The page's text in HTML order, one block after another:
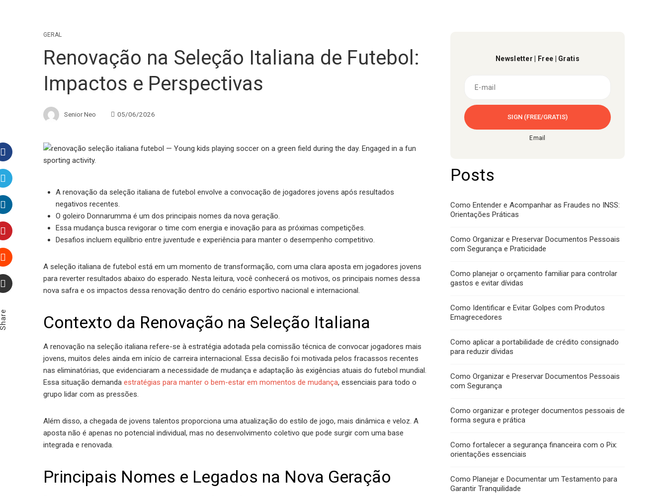
GERAL
Renovação na Seleção Italiana de Futebol:
Impactos e Perspectivas
Senior Neo 05/06/2026
Facebook
Twitter
LinkedIn
Pinterest
Stumbleupon
A renovação da seleção italiana de futebol envolve a convocação de jogadores jovens após resultados
negativos recentes.
O goleiro Donnarumma é um dos principais nomes da nova geração.
Essa mudança busca revigorar o time com energia e inovação para as próximas competições.
Desafios incluem equilíbrio entre juventude e experiência para manter o desempenho competitivo.
A seleção italiana de futebol está em um momento de transformação, com uma clara aposta em jogadores jovens
para reverter resultados abaixo do esperado. Nesta leitura, você conhecerá os motivos, os principais nomes dessa
nova safra e os impactos dessa renovação dentro do cenário esportivo nacional e internacional.
Contexto da Renovação na Seleção Italiana
A renovação na seleção italiana refere-se à estratégia adotada pela comissão técnica de convocar jogadores mais
jovens, muitos deles ainda em início de carreira internacional. Essa decisão foi motivada pelos fracassos recentes
nas eliminatórias, que evidenciaram a necessidade de mudança e adaptação às exigências atuais do futebol mundial.
Essa situação demanda estratégias para manter o bem-estar em momentos de mudança, essenciais para todo o
grupo lidar com as pressões.
Além disso, a chegada de jovens talentos proporciona uma atualização do estilo de jogo, mais dinâmica e veloz. A
aposta não é apenas no potencial individual, mas no desenvolvimento coletivo que pode surgir com uma base
integrada e renovada.
Principais Nomes e Legados na Nova Geração
Newsletter | Free | Gratis
Email
Posts
Como Entender e Acompanhar as Fraudes no INSS:
Orientações Práticas
Como Organizar e Preservar Documentos Pessoais
com Segurança e Praticidade
Como planejar o orçamento familiar para controlar
gastos e evitar dívidas
Como Identificar e Evitar Golpes com Produtos
Emagrecedores
Como aplicar a portabilidade de crédito consignado
para reduzir dívidas
Como Organizar e Preservar Documentos Pessoais
com Segurança
Como organizar e proteger documentos pessoais de
forma segura e prática
Como fortalecer a segurança financeira com o Pix:
orientações essenciais
Como Planejar e Documentar um Testamento para
Garantir Tranquilidade